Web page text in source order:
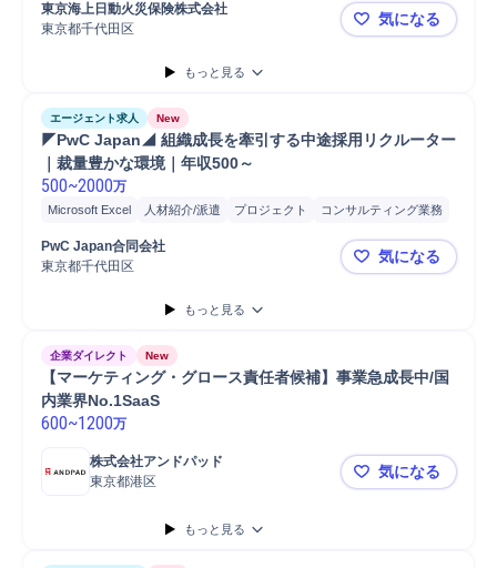
東京海上日動火災保険株式会社
東京都千代田区
【東京海上
気になる
もっと見る
エージェント求人 New
◤PwC Japan◢ 組織成長を牽引する中途採用リクルーター
｜裁量豊かな環境｜年収500～
500~2000万
Microsoft Excel 人材紹介/派遣 プロジェクト
コンサルティング業務
マネジメント
パートナー
ブランディング
人材紹介 分析
戦略立案
PwC Japan合同会社
東京都千代田区
◤PwC
気になる
もっと見る
企業ダイレクト New
【マーケティング・グロース責任者候補】事業急成長中/国
内業界No.1SaaS
600~1200万
株式会社アンドパッド
東京都港区
【マーケテ
気になる
もっと見る